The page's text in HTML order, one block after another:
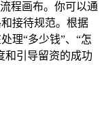
程画布。你可以通
接待规范。根据
理“多少钱”、“怎
和引导留资的成功